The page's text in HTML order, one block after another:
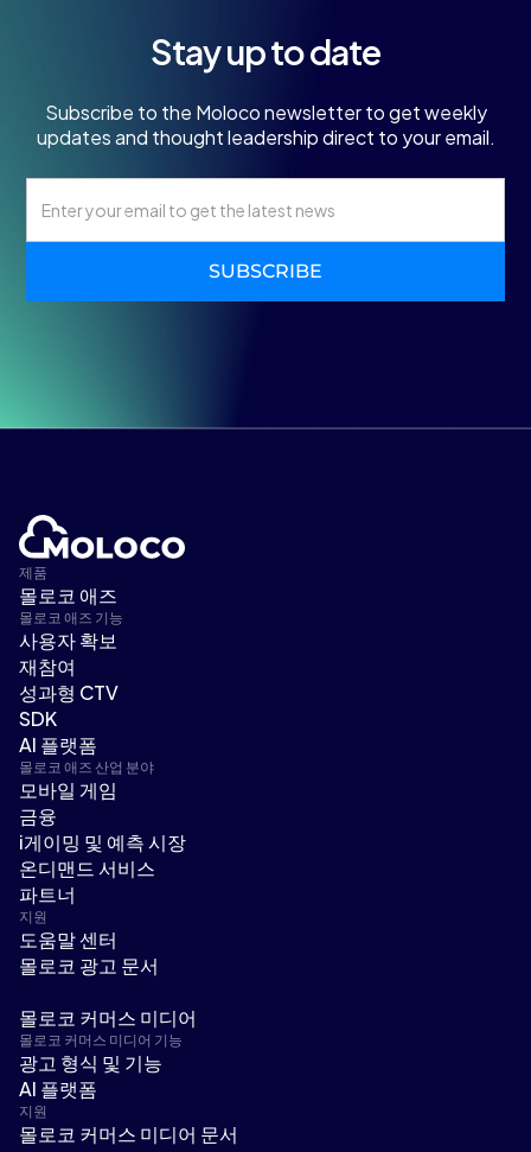
Stay up to date
Subscribe to the Moloco newsletter to get weekly
updates and thought leadership direct to your email.
제품
몰로코 애즈
몰로코 애즈 기능
사용자 확보
재참여
성과형 CTV
SDK
AI 플랫폼
몰로코 애즈 산업 분야
모바일 게임
금융
i게이밍 및 예측 시장
온디맨드 서비스
파트너
지원
도움말 센터
몰로코 광고 문서
몰로코 커머스 미디어
몰로코 커머스 미디어 기능
광고 형식 및 기능
AI 플랫폼
지원
몰로코 커머스 미디어 문서